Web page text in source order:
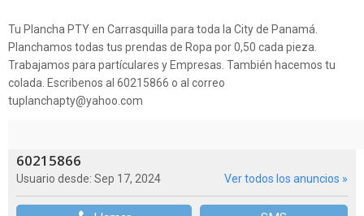
Tu Plancha PTY en Carrasquilla para toda la City de Panamá.
Planchamos todas tus prendas de Ropa por 0,50 cada pieza.
Trabajamos para partículares y Empresas. También hacemos tu
colada. Escribenos al 60215866 o al correo
tuplanchapty@yahoo.com
60215866
Usuario desde: Sep 17, 2024 Ver todos los anuncios »